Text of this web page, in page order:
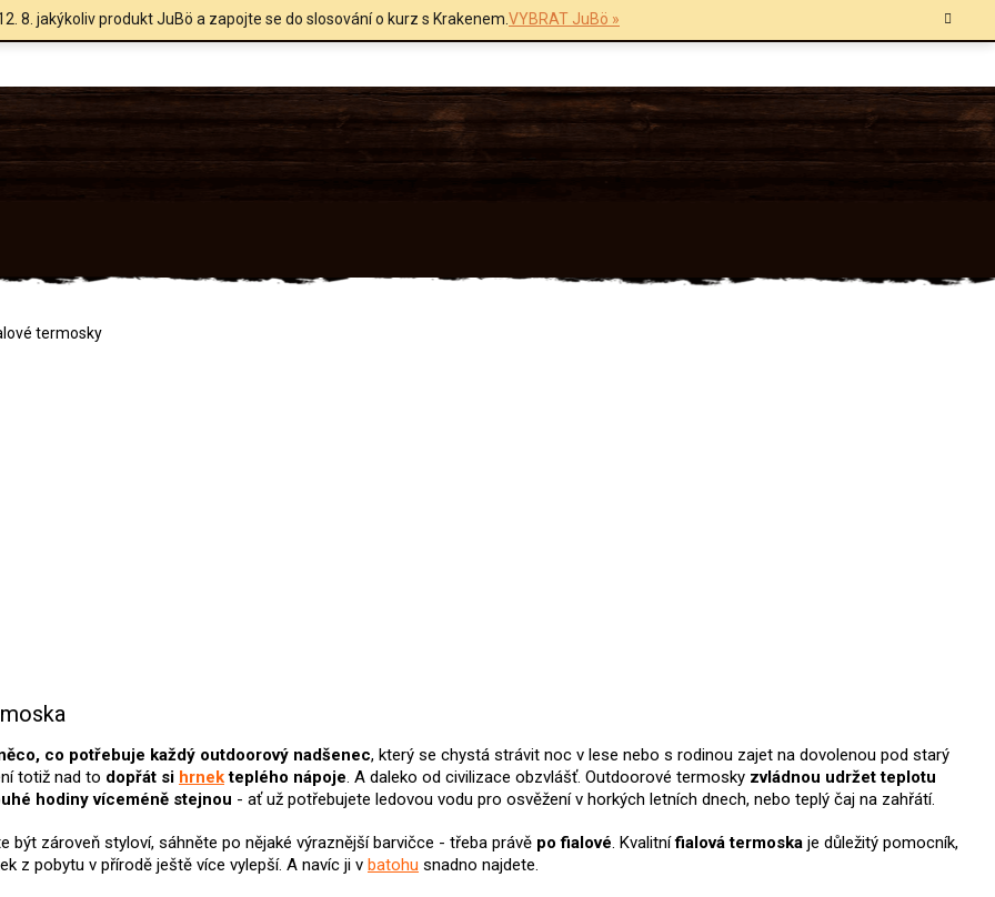
8. jakýkoliv produkt JuBö a zapojte se do slosování o kurz s Krakenem.VYBRAT JuBö »
termosky
co potřebuje každý outdoorový nadšenec, který se chystá strávit noc v lese nebo s rodinou zajet na dovolenou pod starý
totiž nad to dopřát si hrnekteplého nápoje. A daleko od civilizace obzvlášť. Outdoorové termosky zvládnou udržet teplotu
hodiny víceméně stejnou - ať už potřebujete ledovou vodu pro osvěžení v horkých letních dnech, nebo teplý čaj na zahřátí.
být zároveň styloví, sáhněte po nějaké výraznější barvičce - třeba právě po fialové. Kvalitnífialová termoska je důležitý pomocník,
z pobytu v přírodě ještě více vylepší. A navíc ji v batohu snadno najdete.